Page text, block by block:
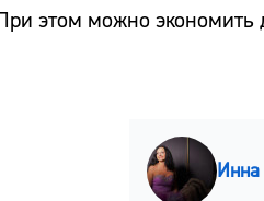
этом можно экономить
Инна